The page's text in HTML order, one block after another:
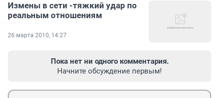
Измены в сети -тяжкий удар по
реальным отношениям
26 марта 2010, 14:27
Пока нет ни одного комментария.
Начните обсуждение первым!